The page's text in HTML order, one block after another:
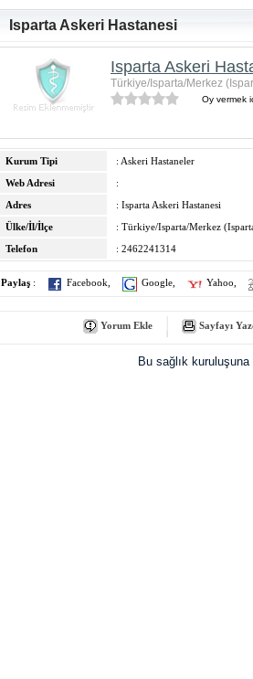
Isparta Askeri Hastanesi
Isparta Askeri
Türkiye/Isparta/Merkez
Oy vermek
Kurum Tipi
: Askeri Hastaneler
Web Adresi
:
Adres
: Isparta Askeri Hastanesi
Ülke/İl/İlçe
: Türkiye/Isparta/Merkez
Telefon
: 2462241314
Paylaş : Facebook Google Yahoo
Yorum Ekle Sayfayı
Bu sağlık